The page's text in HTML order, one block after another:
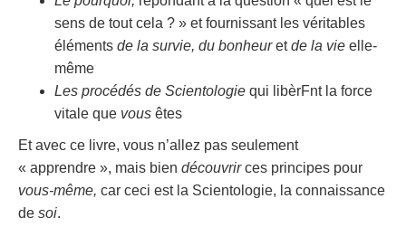
sens de tout cela ? » et fournissant les véritables
éléments de la survie, du bonheuretde la vie elle-
même
Les procédés de Scientologie qui libèrFnt la force
vitale que vous êtes
Et avec ce livre, vous n’allez pas seulement
« apprendre », mais bien découvrirces principes pour
vous-même, car ceci est la Scientologie, la connaissance
de soi.